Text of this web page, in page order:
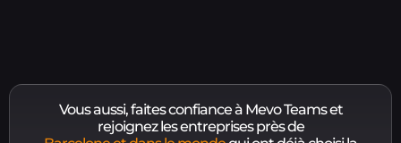
Vous aussi, faites confiance à Mevo Teams et
rejoignez les entreprises près de